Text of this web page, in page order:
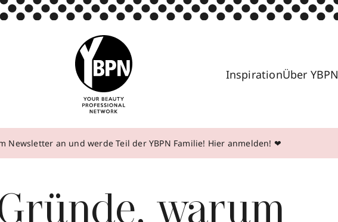
InspirationÜber YBPN
Newsletter an und werde Teil der YBPN Familie! Hier anmelden! ❤
warum